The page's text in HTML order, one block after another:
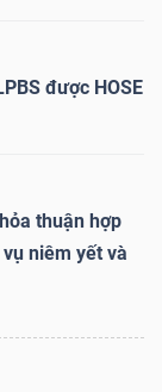
được HOSE
thuận hợp
niêm yết và